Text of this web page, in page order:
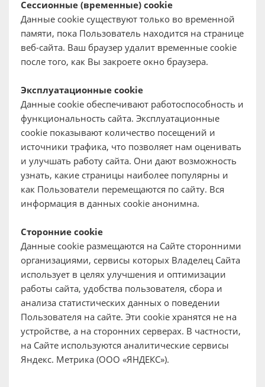
Сессионные (временные) cookie
Данные сookie существуют только во временной
памяти, пока Пользователь находится на странице
веб-сайта. Ваш браузер удалит временные cookie
после того, как Вы закроете окно браузера.
Эксплуатационные сookie
Данные сookie обеспечивают работоспособность и
функциональность сайта. Эксплуатационные
cookie показывают количество посещений и
источники трафика, что позволяет нам оценивать
и улучшать работу сайта. Они дают возможность
узнать, какие страницы наиболее популярны и
как Пользователи перемещаются по сайту. Вся
информация в данных cookie анонимна.
Сторонние cookie
Данные cookie размещаются на Сайте сторонними
организациями, сервисы которых Владелец Сайта
использует в целях улучшения и оптимизации
работы сайта, удобства пользователя, сбора и
анализа статистических данных о поведении
Пользователя на сайте. Эти cookie хранятся не на
устройстве, а на сторонних серверах. В частности,
на Сайте используются аналитические сервисы
Яндекс. Метрика (ООО «ЯНДЕКС»).